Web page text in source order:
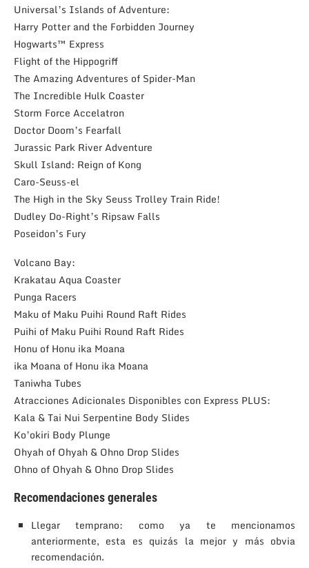
Universal’s Islands of Adventure:
Harry Potter and the Forbidden Journey
Hogwarts™ Express
Flight of the Hippogriff
The Amazing Adventures of Spider-Man
The Incredible Hulk Coaster
Storm Force Accelatron
Doctor Doom’s Fearfall
Jurassic Park River Adventure
Skull Island: Reign of Kong
Caro-Seuss-el
The High in the Sky Seuss Trolley Train Ride!
Dudley Do-Right’s Ripsaw Falls
Poseidon’s Fury
Volcano Bay:
Krakatau Aqua Coaster
Punga Racers
Maku of Maku Puihi Round Raft Rides
Puihi of Maku Puihi Round Raft Rides
Honu of Honu ika Moana
ika Moana of Honu ika Moana
Taniwha Tubes
Atracciones Adicionales Disponibles con Express PLUS:
Kala & Tai Nui Serpentine Body Slides
Ko’okiri Body Plunge
Ohyah of Ohyah & Ohno Drop Slides
Ohno of Ohyah & Ohno Drop Slides
Recomendaciones generales
Llegar temprano: como ya te mencionamos
anteriormente, esta es quizás la mejor y más obvia
recomendación.